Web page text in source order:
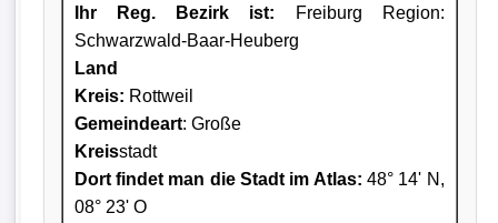
Ihr Reg. Bezirk ist: Freiburg Region:
Schwarzwald-Baar-Heuberg
Land
Kreis: Rottweil
Gemeindeart: Große
Kreisstadt
Dort findet man die Stadt im Atlas: 48° 14' N,
08° 23' O